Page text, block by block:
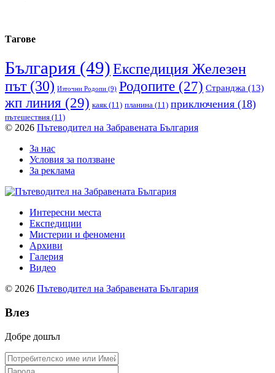
Тагове
България (49)Експедиция Железен
път(30) Източни Родопи (9) Родопите (27) Странджа (13)
жп линия (29) каяк(11) планина (11) приключения (18)
пътешествия (11)
© 2026 Пътеводител на Забравената България
За нас
Условия за ползване
За реклама
Интересни места
Експедиции
Мистерии и феномени
Архиви
Галерия
Видео
© 2026 Пътеводител на Забравената България
Влез
Добре дошъл